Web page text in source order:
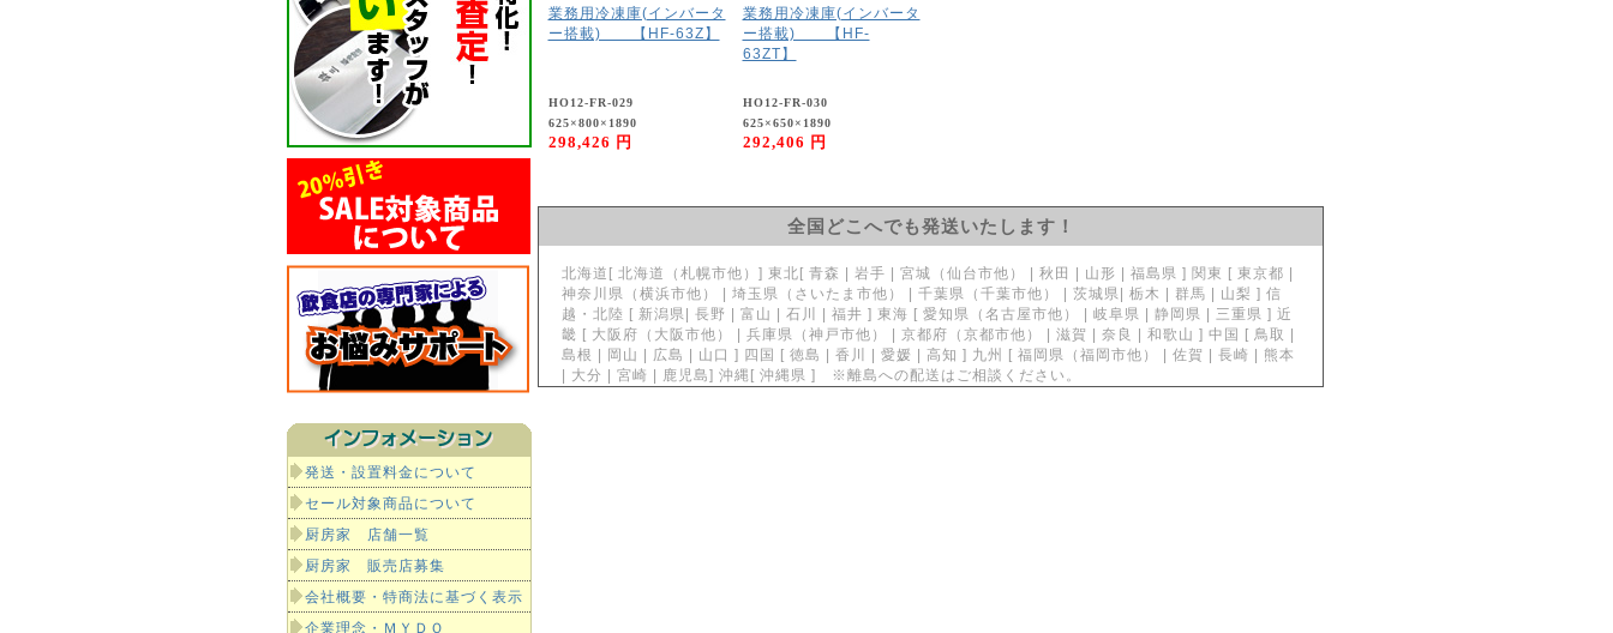
発送・設置料金について
セール対象商品について
厨房家 店舗一覧
厨房家 販売店募集
会社概要・特商法に基づく表示
企業理念・ＭＹＤＯ
業務用冷凍庫(インバータ
ー搭載) 【HF-63Z】
HO12-FR-029
625×800×1890
298,426 円
業務用冷凍庫(インバータ
ー搭載) 【HF-
63ZT】
HO12-FR-030
625×650×1890
292,406 円
全国どこへでも発送いたします！
北海道[ 北海道（札幌市他）] 東北[ 青森 | 岩手 | 宮城（仙台市他） | 秋田 | 山形 | 福島県 ] 関東 [ 東京都 |
神奈川県（横浜市他） | 埼玉県（さいたま市他） | 千葉県（千葉市他） | 茨城県| 栃木 | 群馬 | 山梨 ] 信
越・北陸 [ 新潟県| 長野 | 富山 | 石川 | 福井 ] 東海 [ 愛知県（名古屋市他） | 岐阜県 | 静岡県 | 三重県 ] 近
畿 [ 大阪府（大阪市他） | 兵庫県（神戸市他） | 京都府（京都市他） | 滋賀 | 奈良 | 和歌山 ] 中国 [ 鳥取 |
島根 | 岡山 | 広島 | 山口 ] 四国 [ 徳島 | 香川 | 愛媛 | 高知 ] 九州 [ 福岡県（福岡市他） | 佐賀 | 長崎 | 熊本
| 大分 | 宮崎 | 鹿児島] 沖縄[ 沖縄県 ] ※離島への配送はご相談ください。